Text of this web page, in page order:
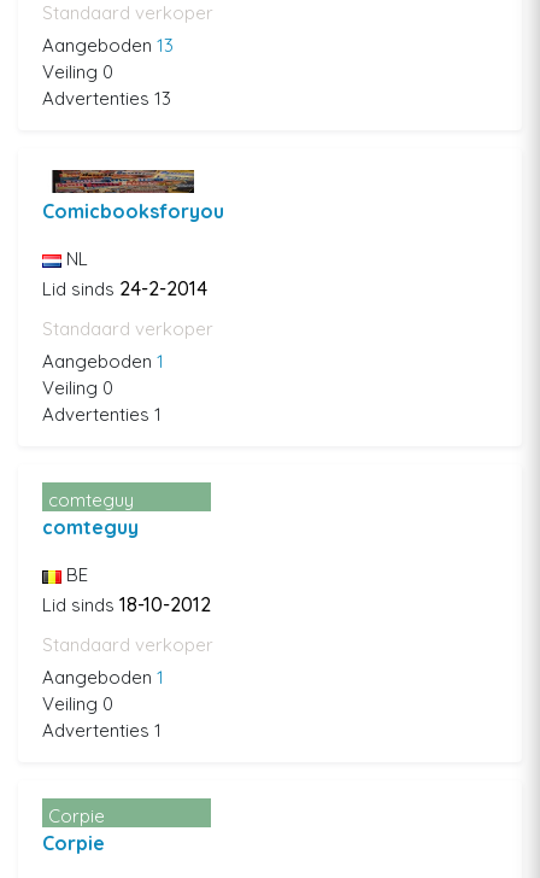
Standaard verkoper
Aangeboden 13
Veiling 0
Advertenties 13
Comicbooksforyou
NL
Lid sinds 24-2-2014
Standaard verkoper
Aangeboden 1
Veiling 0
Advertenties 1
comteguy
comteguy
BE
Lid sinds 18-10-2012
Standaard verkoper
Aangeboden 1
Veiling 0
Advertenties 1
Corpie
Corpie